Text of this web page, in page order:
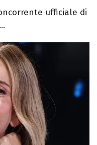
ufficiale di